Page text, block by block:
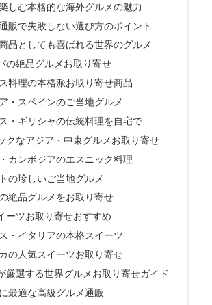
しむ本格的な海外グルメの魅力
販で失敗しない選び方のポイント
品としても喜ばれる世界のグルメ
の絶品グルメお取り寄せ
料理の本格派お取り寄せ商品
・スペインのご当地グルメ
・ギリシャの伝統料理を自宅で
クなアジア・中東グルメお取り寄せ
カンボジアのエスニック料理
の珍しいご当地グルメ
絶品グルメをお取り寄せ
ーツお取り寄せおすすめ
・イタリアの本格スイーツ
の人気スイーツお取り寄せ
厳選する世界グルメお取り寄せガイド
最適な高級グルメ通販